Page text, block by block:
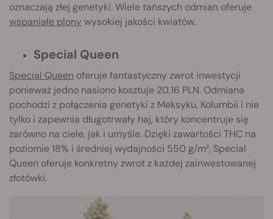
oznaczają złej genetyki. Wiele tańszych odmian oferuje
wspaniałe plonywysokiej jakości kwiatów.
Special Queen
Special Queen oferuje fantastyczny zwrot inwestycji
ponieważ jedno nasiono kosztuje 20,16 PLN. Odmiana
pochodzi z połączenia genetyki z Meksyku, Kolumbii i nie
tylko i zapewnia długotrwały haj, który koncentruje się
zarówno na ciele, jak i umyśle. Dzięki zawartości THC na
poziomie 18% i średniej wydajności 550 g/m², Special
Queen oferuje konkretny zwrot z każdej zainwestowanej
złotówki.